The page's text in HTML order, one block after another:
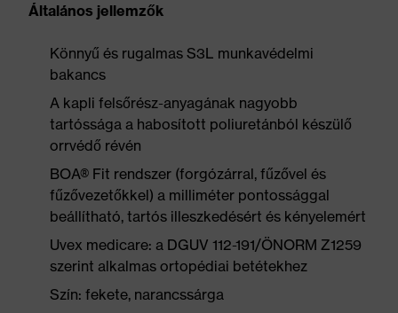
Általános jellemzők
Könnyű és rugalmas S3L munkavédelmi
bakancs
A kapli felsőrész-anyagának nagyobb
tartóssága a habosított poliuretánból készülő
orrvédő révén
BOA® Fit rendszer (forgózárral, fűzővel és
fűzővezetőkkel) a milliméter pontossággal
beállítható, tartós illeszkedésért és kényelemért
Uvex medicare: a DGUV 112-191/ÖNORM Z1259
szerint alkalmas ortopédiai betétekhez
Szín: fekete, narancssárga